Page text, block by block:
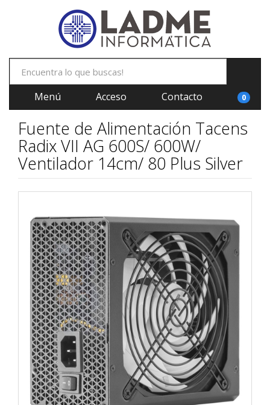
Menú Acceso Contacto 0
Fuente de Alimentación Tacens
Radix VII AG 600S/ 600W/
Ventilador 14cm/ 80 Plus Silver